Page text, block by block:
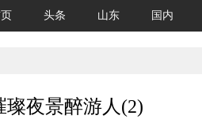
头条 山东 国内
璨夜景醉游人(2)